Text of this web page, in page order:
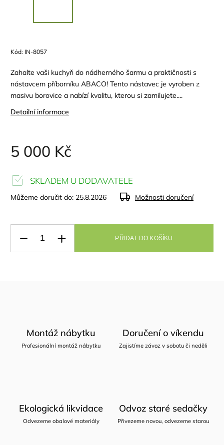
Kód: IN-8057
Zahalte vaši kuchyň do nádherného šarmu a praktičnosti s
nástavcem příborníku ABACO! Tento nástavec je vyroben z
masivu borovice a nabízí kvalitu, kterou si zamilujete....
Detailní informace
5 000 Kč
SKLADEM U DODAVATELE
Můžeme doručit do: 25.8.2026 Možnosti doručení
PŘIDAT DO KOŠÍKU
Montáž nábytku
Profesionální montáž nábytku
Doručení o víkendu
Zajistíme závoz v sobotu či neděli
Ekologická likvidace
Odvezeme obalové materiály
Odvoz staré sedačky
Přivezeme novou, odvezeme starou